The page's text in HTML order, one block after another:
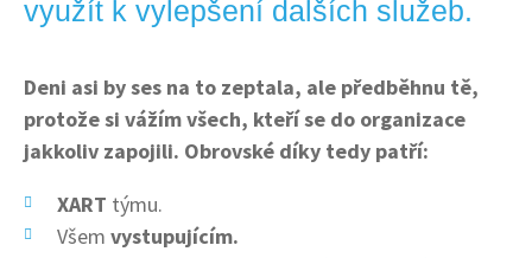
využít k vylepšení dalších služeb.
Deni asi by ses na to zeptala, ale předběhnu tě,
protože si vážím všech, kteří se do organizace
jakkoliv zapojili. Obrovské díky tedy patří:
XART týmu.
Všem vystupujícím.